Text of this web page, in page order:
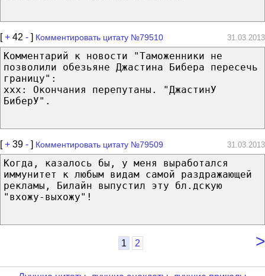
[+ 42 - ] Комментировать цитату №79510 31.03.2013
Комментарий к новости "Таможенники не
позволили обезьяне Джастина Бибера пересечь
границу":
ххх: Окончания перепутаны. "ДжастинУ
БиберУ".
[+ 39 - ] Комментировать цитату №79509 31.03.2013
Когда, казалось бы, у меня выработался
иммунитет к любым видам самой раздражающей
рекламы, Билайн выпустил эту бл.дскую
"вхожу-выхожу"!
>
1 2